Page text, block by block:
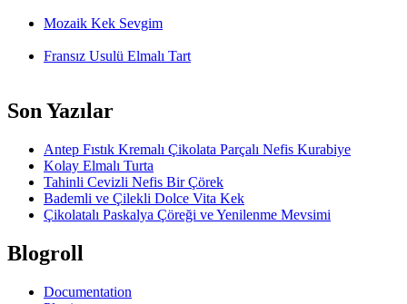
Mozaik Kek Sevgim
Fransız Usulü Elmalı Tart
Son Yazılar
Antep Fıstık Kremalı Çikolata Parçalı Nefis Kurabiye
Kolay Elmalı Turta
Tahinli Cevizli Nefis Bir Çörek
Bademli ve Çilekli Dolce Vita Kek
Çikolatalı Paskalya Çöreği ve Yenilenme Mevsimi
Blogroll
Documentation